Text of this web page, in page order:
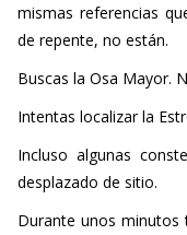
mismas referencias
de repente, no están.
Buscas la Osa Mayor.
Intentas localizar la
Incluso algunas
desplazado de sitio.
Durante unos minutos